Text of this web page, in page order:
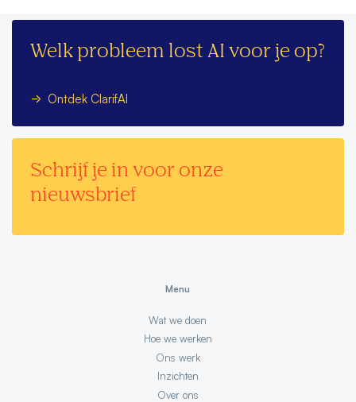
Welk probleem lost AI voor je op?
Ontdek ClarifAI
Schrijf je in voor onze
nieuwsbrief
Menu
Wat we doen
Hoe we werken
Ons werk
Inzichten
Over ons